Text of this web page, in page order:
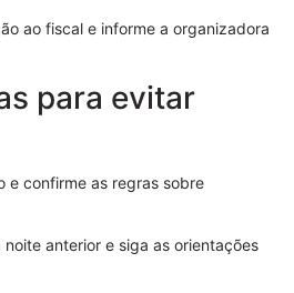
ao fiscal e informe a organizadora
para evitar
e confirme as regras sobre
anterior e siga as orientações